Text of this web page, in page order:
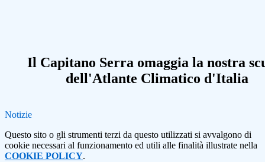
Il Capitano Serra omaggia la nostra
dell'Atlante Climatico d'Italia
Notizie
Questo sito o gli strumenti terzi da questo utilizzati si avvalgono di
cookie necessari al funzionamento ed utili alle finalità illustrate nella
COOKIE POLICY.